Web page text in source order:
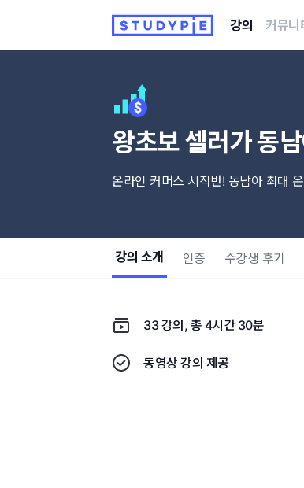
강의 커뮤니
왕초보 셀러가 동
온라인 커머스 시작반! 동남아 최대
강의 소개 인증 수강생 후기
33 강의, 총 4시간 30분
동영상 강의 제공